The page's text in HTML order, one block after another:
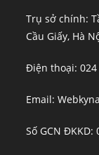
Trụ sở chính:
Cầu Giấy, Hà
Điện thoại: 024
Email:
Số GCN ĐKKD: